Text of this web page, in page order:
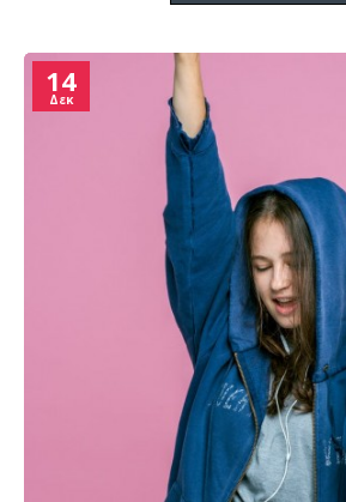
14
Δεκ